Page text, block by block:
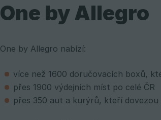
One by Allegro
One by Allegro nabízí:
více než 1600 doručovacích boxů,
přes 1900 výdejních míst po celé ČR
přes 350 aut a kurýrů, kteří dovezou